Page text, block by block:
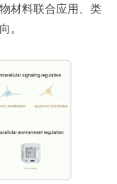
材料联合应用、类
。